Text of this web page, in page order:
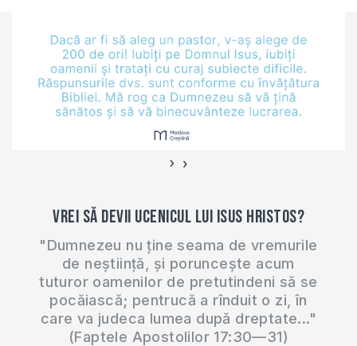
‹ ›
Vrei să devii ucenicul lui Isus Hristos?
"Dumnezeu nu ține seama de vremurile
de neștiință, și poruncește acum
tuturor oamenilor de pretutindeni să se
pocăiască; pentrucă a rînduit o zi, în
care va judeca lumea după dreptate..."
(Faptele Apostolilor 17:30—31)